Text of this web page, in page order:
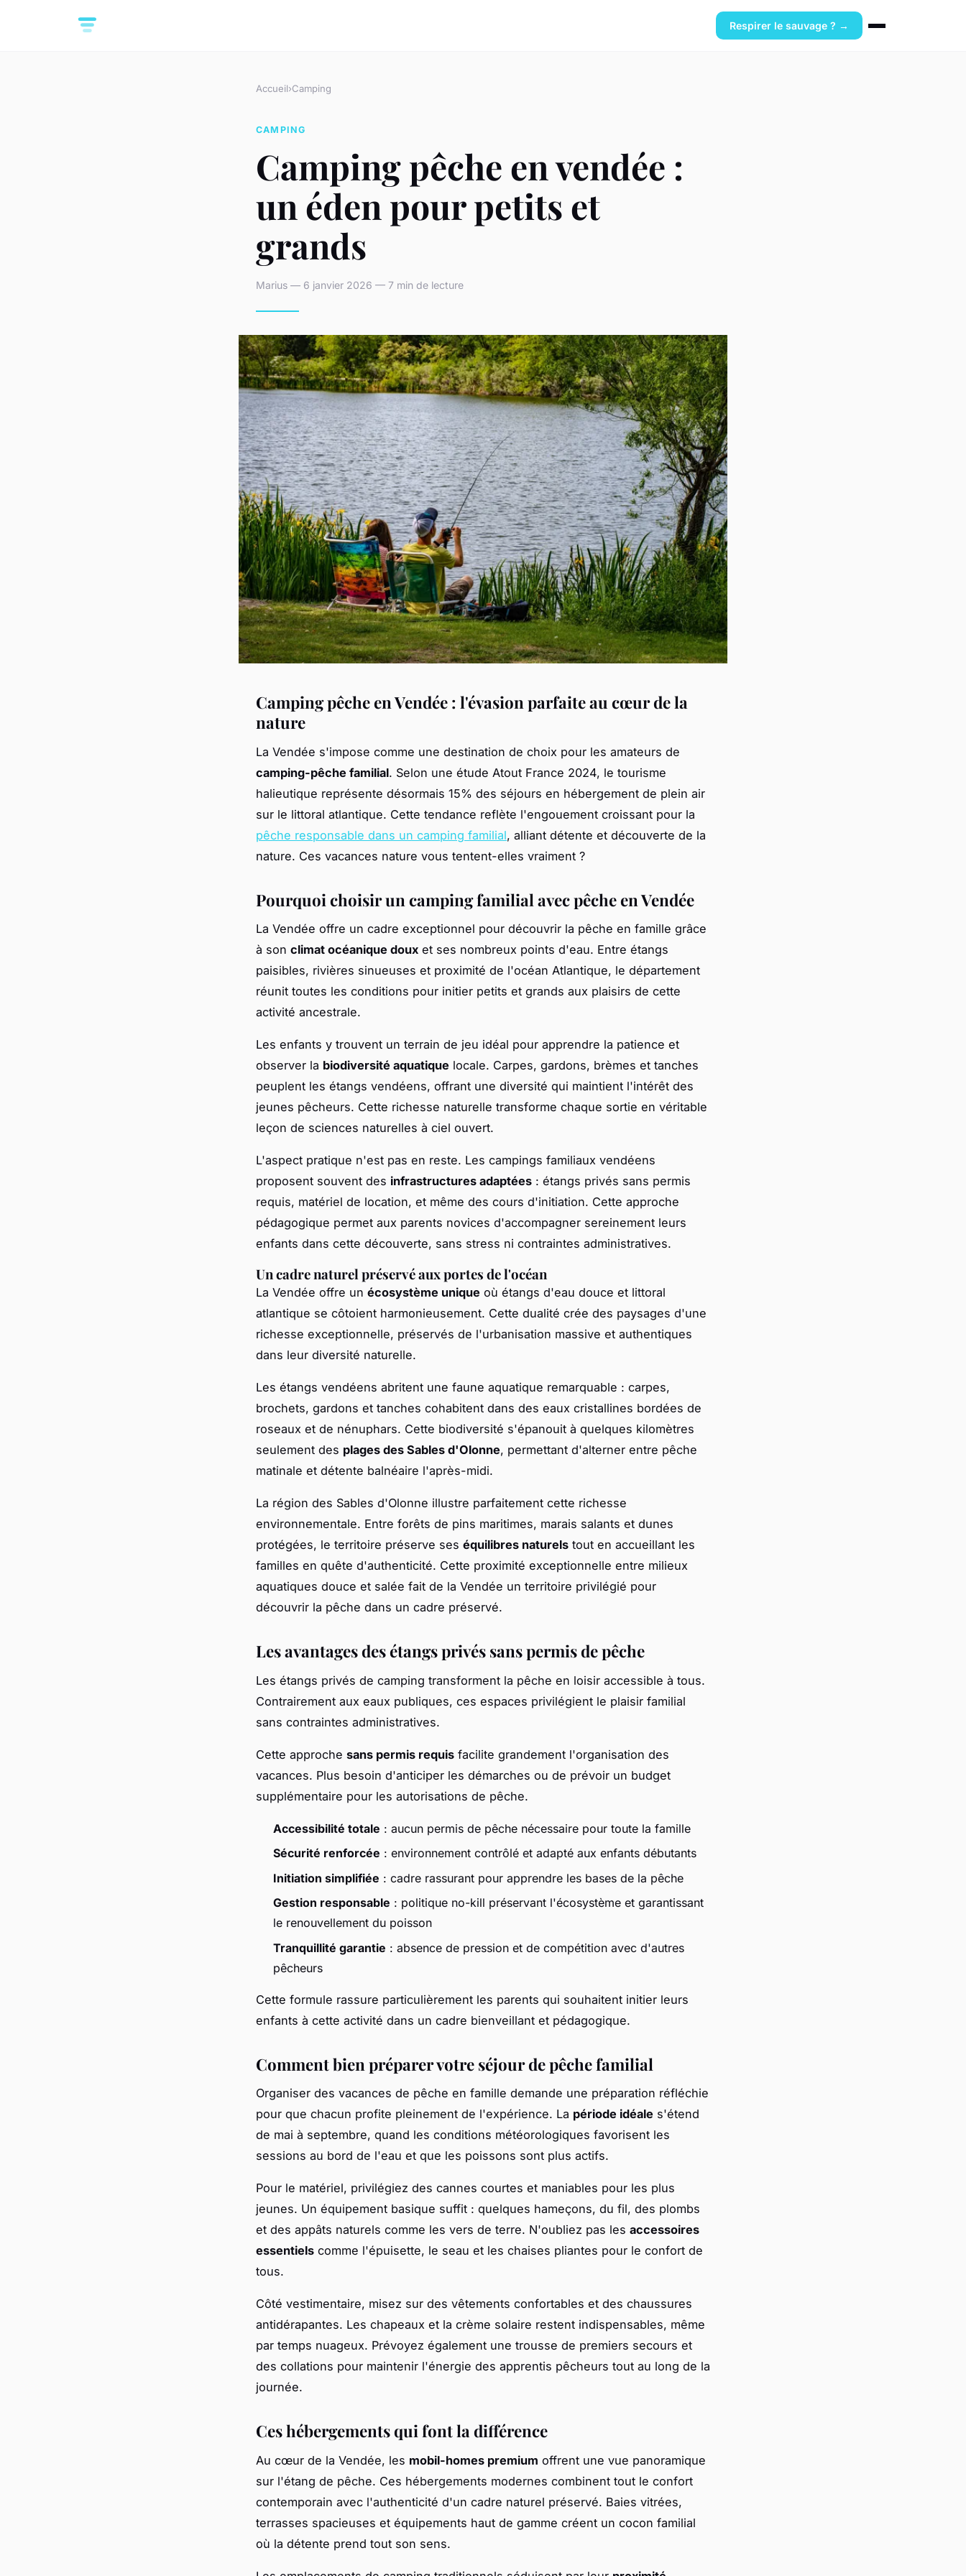
Respirer le sauvage ? →
Accueil›Camping
CAMPING
Camping pêche en vendée :
un éden pour petits et
grands
Marius — 6 janvier 2026 — 7 min de lecture
Camping pêche en Vendée : l'évasion parfaite au cœur de la
nature
La Vendée s'impose comme une destination de choix pour les amateurs de
camping-pêche familial. Selon une étude Atout France 2024, le tourisme
halieutique représente désormais 15% des séjours en hébergement de plein air
sur le littoral atlantique. Cette tendance reflète l'engouement croissant pour la
pêche responsable dans un camping familial, alliant détente et découverte de la
nature. Ces vacances nature vous tentent-elles vraiment ?
Pourquoi choisir un camping familial avec pêche en Vendée
La Vendée offre un cadre exceptionnel pour découvrir la pêche en famille grâce
à son climat océanique doux et ses nombreux points d'eau. Entre étangs
paisibles, rivières sinueuses et proximité de l'océan Atlantique, le département
réunit toutes les conditions pour initier petits et grands aux plaisirs de cette
activité ancestrale.
Les enfants y trouvent un terrain de jeu idéal pour apprendre la patience et
observer la biodiversité aquatique locale. Carpes, gardons, brèmes et tanches
peuplent les étangs vendéens, offrant une diversité qui maintient l'intérêt des
jeunes pêcheurs. Cette richesse naturelle transforme chaque sortie en véritable
leçon de sciences naturelles à ciel ouvert.
L'aspect pratique n'est pas en reste. Les campings familiaux vendéens
proposent souvent des infrastructures adaptées : étangs privés sans permis
requis, matériel de location, et même des cours d'initiation. Cette approche
pédagogique permet aux parents novices d'accompagner sereinement leurs
enfants dans cette découverte, sans stress ni contraintes administratives.
Un cadre naturel préservé aux portes de l'océan
La Vendée offre un écosystème unique où étangs d'eau douce et littoral
atlantique se côtoient harmonieusement. Cette dualité crée des paysages d'une
richesse exceptionnelle, préservés de l'urbanisation massive et authentiques
dans leur diversité naturelle.
Les étangs vendéens abritent une faune aquatique remarquable : carpes,
brochets, gardons et tanches cohabitent dans des eaux cristallines bordées de
roseaux et de nénuphars. Cette biodiversité s'épanouit à quelques kilomètres
seulement des plages des Sables d'Olonne, permettant d'alterner entre pêche
matinale et détente balnéaire l'après-midi.
La région des Sables d'Olonne illustre parfaitement cette richesse
environnementale. Entre forêts de pins maritimes, marais salants et dunes
protégées, le territoire préserve ses équilibres naturels tout en accueillant les
familles en quête d'authenticité. Cette proximité exceptionnelle entre milieux
aquatiques douce et salée fait de la Vendée un territoire privilégié pour
découvrir la pêche dans un cadre préservé.
Les avantages des étangs privés sans permis de pêche
Les étangs privés de camping transforment la pêche en loisir accessible à tous.
Contrairement aux eaux publiques, ces espaces privilégient le plaisir familial
sans contraintes administratives.
Cette approche sans permis requis facilite grandement l'organisation des
vacances. Plus besoin d'anticiper les démarches ou de prévoir un budget
supplémentaire pour les autorisations de pêche.
Accessibilité totale : aucun permis de pêche nécessaire pour toute la famille
Sécurité renforcée : environnement contrôlé et adapté aux enfants débutants
Initiation simplifiée : cadre rassurant pour apprendre les bases de la pêche
Gestion responsable : politique no-kill préservant l'écosystème et garantissant
le renouvellement du poisson
Tranquillité garantie : absence de pression et de compétition avec d'autres
pêcheurs
Cette formule rassure particulièrement les parents qui souhaitent initier leurs
enfants à cette activité dans un cadre bienveillant et pédagogique.
Comment bien préparer votre séjour de pêche familial
Organiser des vacances de pêche en famille demande une préparation réfléchie
pour que chacun profite pleinement de l'expérience. La période idéale s'étend
de mai à septembre, quand les conditions météorologiques favorisent les
sessions au bord de l'eau et que les poissons sont plus actifs.
Pour le matériel, privilégiez des cannes courtes et maniables pour les plus
jeunes. Un équipement basique suffit : quelques hameçons, du fil, des plombs
et des appâts naturels comme les vers de terre. N'oubliez pas les accessoires
essentiels comme l'épuisette, le seau et les chaises pliantes pour le confort de
tous.
Côté vestimentaire, misez sur des vêtements confortables et des chaussures
antidérapantes. Les chapeaux et la crème solaire restent indispensables, même
par temps nuageux. Prévoyez également une trousse de premiers secours et
des collations pour maintenir l'énergie des apprentis pêcheurs tout au long de la
journée.
Ces hébergements qui font la différence
Au cœur de la Vendée, les mobil-homes premium offrent une vue panoramique
sur l'étang de pêche. Ces hébergements modernes combinent tout le confort
contemporain avec l'authenticité d'un cadre naturel préservé. Baies vitrées,
terrasses spacieuses et équipements haut de gamme créent un cocon familial
où la détente prend tout son sens.